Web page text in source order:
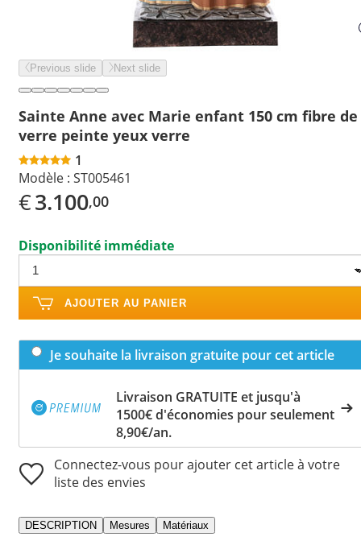
Previous slide Next slide
Sainte Anne avec Marie enfant 150 cm fibre de
verre peinte yeux verre
1
Modèle : ST005461
€3.100,00
Disponibilité immédiate
AJOUTER AU PANIER
Je souhaite la livraison gratuite pour cet article
Livraison GRATUITE et jusqu'à
1500€ d'économies pour seulement
8,90€/an.
Connectez-vous pour ajouter cet article à votre
liste des envies
DESCRIPTION Mesures Matériaux